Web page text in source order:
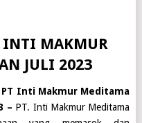
INTI MAKMUR
JULI 2023
PT Inti Makmur Meditama
– PT. Inti Makmur Meditama